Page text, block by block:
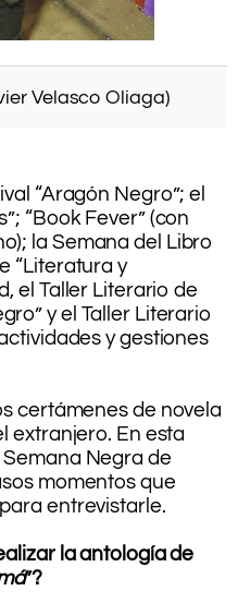
Velasco Oliaga)
“Aragón Negro”; el
“Book Fever” (con
la Semana del Libro
“Literatura y
el Taller Literario de
y el Taller Literario
y gestiones
certámenes de novela
extranjero. En esta
Negra de
momentos que
entrevistarle.
la antología de
”?